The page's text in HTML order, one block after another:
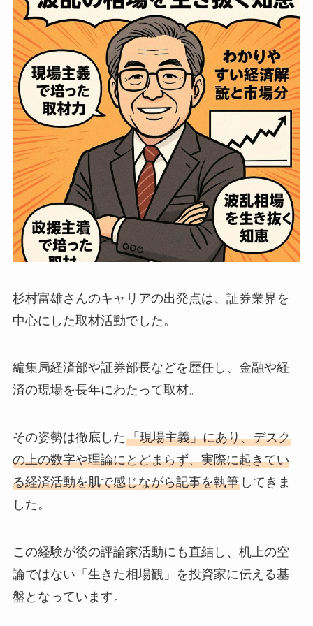
杉村富雄さんのキャリアの出発点は、証券業界を
中心にした取材活動でした。
編集局経済部や証券部長などを歴任し、金融や経
済の現場を長年にわたって取材。
その姿勢は徹底した「現場主義」にあり、デスク
の上の数字や理論にとどまらず、実際に起きてい
る経済活動を肌で感じながら記事を執筆してきま
した。
この経験が後の評論家活動にも直結し、机上の空
論ではない「生きた相場観」を投資家に伝える基
盤となっています。